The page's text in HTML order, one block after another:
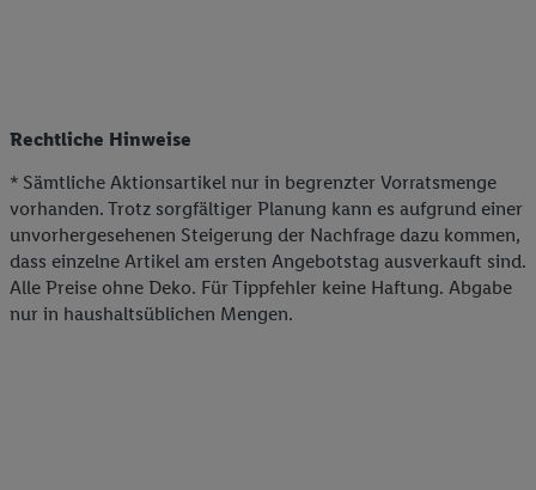
Rechtliche Hinweise
* Sämtliche Aktionsartikel nur in begrenzter Vorratsmenge
vorhanden. Trotz sorgfältiger Planung kann es aufgrund einer
unvorhergesehenen Steigerung der Nachfrage dazu kommen,
dass einzelne Artikel am ersten Angebotstag ausverkauft sind.
Alle Preise ohne Deko. Für Tippfehler keine Haftung. Abgabe
nur in haushaltsüblichen Mengen.